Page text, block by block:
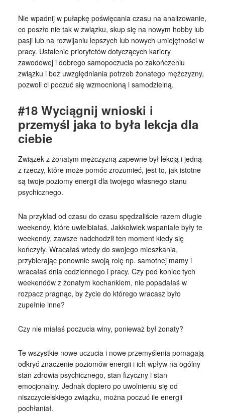
Nie wpadnij w pułapkę poświęcania czasu na analizowanie,
co poszło nie tak w związku, skup się na nowym hobby lub
pasji lub na rozwijaniu lepszych lub nowych umiejętności w
pracy. Ustalenie priorytetów dotyczących kariery
zawodowej i dobrego samopoczucia po zakończeniu
związku i bez uwzględniania potrzeb żonatego mężczyzny,
pozwoli ci poczuć się wzmocnioną i samodzielną.
#18 Wyciągnij wnioski i
przemyśl jaka to była lekcja dla
ciebie
Związek z żonatym mężczyzną zapewne był lekcją i jedną
z rzeczy, które może pomóc zrozumieć, jest to, jak istotne
są twoje poziomy energii dla twojego własnego stanu
psychicznego.
Na przykład od czasu do czasu spędzaliście razem długie
weekendy, które uwielbiałaś. Jakkolwiek wspaniałe były te
weekendy, zawsze nadchodził ten moment kiedy się
kończyły. Wracałaś wtedy do swojego mieszkania,
przybierając ponownie swoją rolę np. samotnej mamy i
wracałaś dnia codziennego i pracy. Czy pod koniec tych
weekendów z żonatym kochankiem, nie popadałaś w
rozpacz pragnąc, by życie do którego wracasz było
zupełnie inne?
Czy nie miałaś poczucia winy, ponieważ był żonaty?
Te wszystkie nowe uczucia i nowe przemyślenia pomagają
odkryć znaczenie poziomów energii i ich wpływ na ogólny
stan zdrowia psychicznego, stan fizyczny i stan
emocjonalny. Jednak dopiero po uwolnieniu się od
niszczycielskiego związku, można poczuć ile energii
pochłaniał.